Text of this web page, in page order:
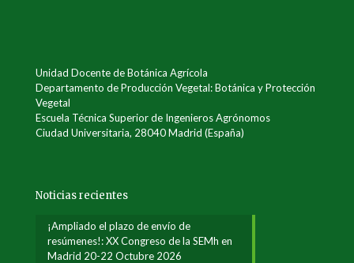
Unidad Docente de Botánica Agrícola
Departamento de Producción Vegetal: Botánica y Protección
Vegetal
Escuela Técnica Superior de Ingenieros Agrónomos
Ciudad Universitaria, 28040 Madrid (España)
Noticias recientes
¡Ampliado el plazo de envío de
resúmenes!: XX Congreso de la SEMh en
Madrid 20-22 Octubre 2026